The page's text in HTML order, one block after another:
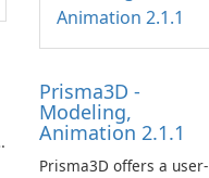
Prisma3D -
Modeling,
Animation 2.1.1
Prisma3D offers a user-